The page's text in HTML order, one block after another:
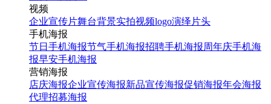
视频
企业宣传片舞台背景实拍视频logo演绎 片头
手机海报
节日手机海报节气手机海报招聘手机海报周年庆手机海
报早安手机海报
营销海报
店庆海报企业宣传海报新品宣传海报促销海报年会海报
代理招募海报